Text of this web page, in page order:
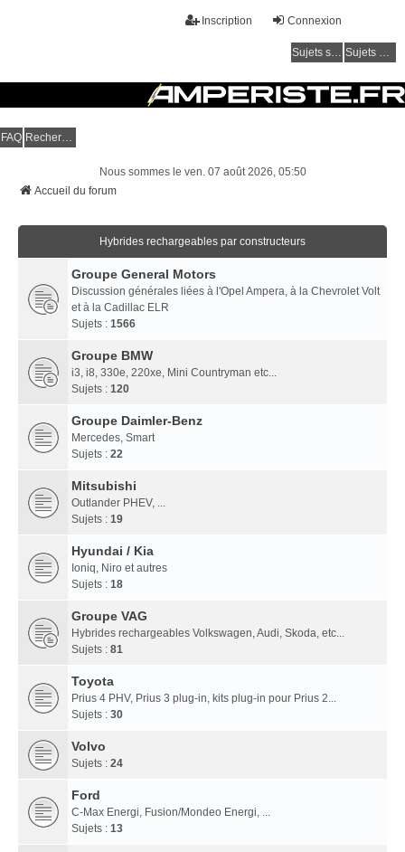
Connexion
Inscription
Sujets sans réponse Sujets actifs
Amperiste.fr - Forum
FAQ Rechercher
Nous sommes le ven. 07 août 2026, 05:50
Accueil du forum
Hybrides rechargeables par constructeurs
Groupe General Motors
Discussion générales liées à l'Opel Ampera, à la Chevrolet Volt
et à la Cadillac ELR
Sujets : 1566
Groupe BMW
i3, i8, 330e, 220xe, Mini Countryman etc...
Sujets : 120
Groupe Daimler-Benz
Mercedes, Smart
Sujets : 22
Mitsubishi
Outlander PHEV, ...
Sujets : 19
Hyundai / Kia
Ioniq, Niro et autres
Sujets : 18
Groupe VAG
Hybrides rechargeables Volkswagen, Audi, Skoda, etc...
Sujets : 81
Toyota
Prius 4 PHV, Prius 3 plug-in, kits plug-in pour Prius 2...
Sujets : 30
Volvo
Sujets : 24
Ford
C-Max Energi, Fusion/Mondeo Energi, ...
Sujets : 13